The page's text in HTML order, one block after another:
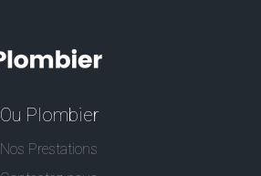
Ou Plombier
Nos Prestations